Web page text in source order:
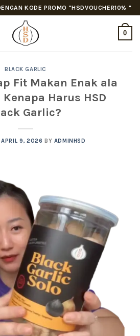
KODE PROMO "HSDVOUCHER10% "
0
BLACK GARLIC
Fit Makan Enak ala
Harus HSD
Garlic?
APRIL 9, 2026 BY ADMINHSD